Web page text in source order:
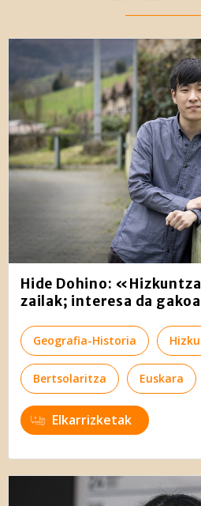
Webgune honek cookie
fitxategiak erabiltzen ditu. Zure
zerbitzuak hobetzeko asmoz,
baliatzen gara. Ohar hau
erabiltzeko baimen esplizitua
irakurri
Hide Dohino:
zailak; interesa da
Geografia-Historia
Bertsolaritza Euskara
Elkarrizketak